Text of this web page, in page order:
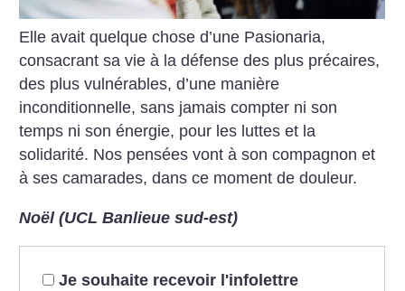
Elle avait quelque chose d’une Pasionaria,
consacrant sa vie à la défense des plus précaires,
des plus vulnérables, d’une manière
inconditionnelle, sans jamais compter ni son
temps ni son énergie, pour les luttes et la
solidarité. Nos pensées vont à son compagnon et
à ses camarades, dans ce moment de douleur.
Noël (UCL Banlieue sud-est)
Je souhaite recevoir l'infolettre